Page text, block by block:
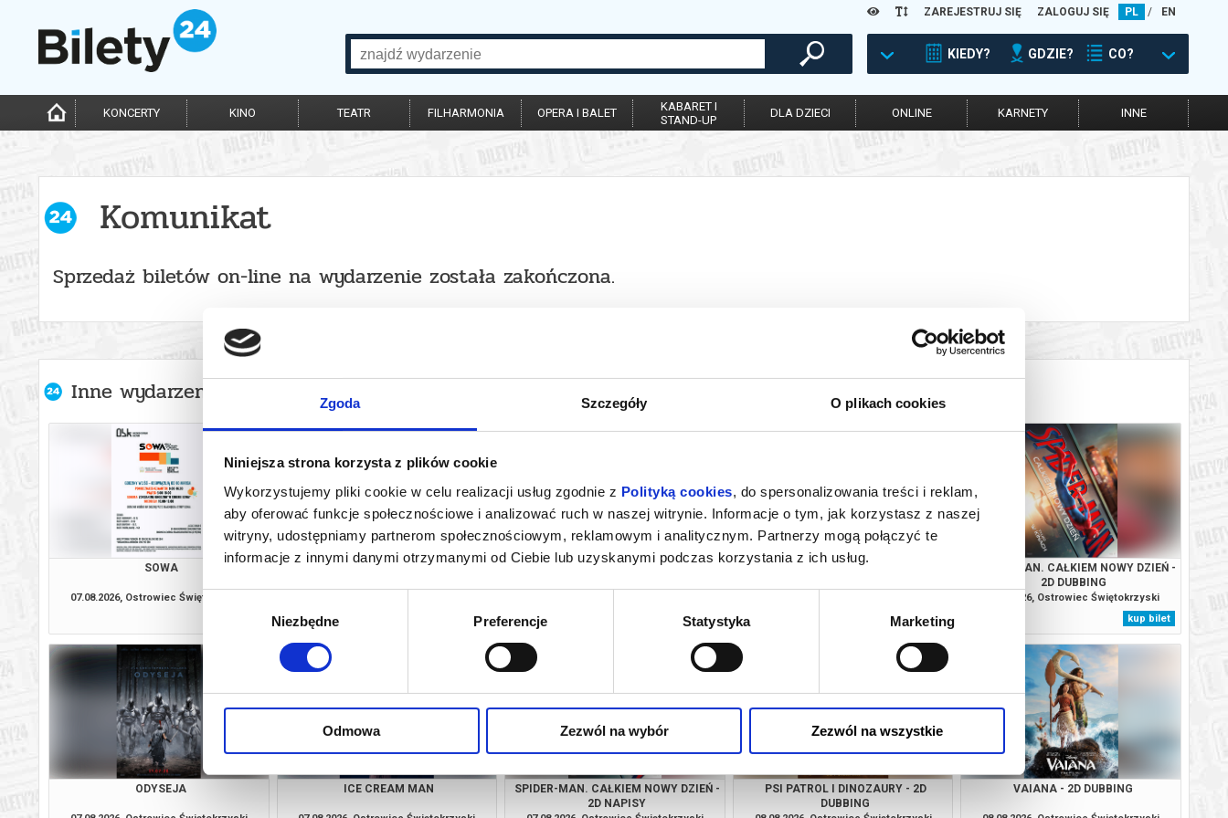
Zgoda Szczegóły O plikach cookies
Niniejsza strona korzysta z plików cookie
Wykorzystujemy pliki cookie w celu realizacji usług zgodnie z Polityką cookies, do spersonalizowania treści i reklam,
aby oferować funkcje społecznościowe i analizować ruch w naszej witrynie. Informacje o tym, jak korzystasz z naszej
witryny, udostępniamy partnerom społecznościowym, reklamowym i analitycznym. Partnerzy mogą połączyć te
informacje z innymi danymi otrzymanymi od Ciebie lub uzyskanymi podczas korzystania z ich usług.
Wybór
Niezbędne Preferencje Statystyka Marketing
Odmowa Zezwól na wybór Zezwól na wszystkie
ZAREJESTRUJ SIĘ ZALOGUJ SIĘ PL / EN
KIEDY? GDZIE? CO?
KONCERTY KINO TEATR FILHARMONIA OPERA I BALET
KABARET I
STAND-UP
DLA DZIECI ONLINE KARNETY INNE
Komunikat
Sprzedaż biletów on-line na wydarzenie została zakończona.
Inne wydarzenia organizatora
SOWA
07.08.2026, Ostrowiec Świętokrzyski
PSI PATROL I DINOZAURY - 2D
kup bilet
VAIANA - 2D DUBBING
kup bilet
CENTRUM TRADYCJI HUTNICTWA
kup bilet
SPIDER-MAN. CAŁKIEM NOWY DZIEŃ -
2D DUBBING
07.08.2026, Ostrowiec Świętokrzyski
kup bilet
ODYSEJA ICE CREAM MAN
SPIDER-MAN. CAŁKIEM NOWY DZIEŃ -
2D NAPISY
PSI PATROL I DINOZAURY - 2D
DUBBING
VAIANA - 2D DUBBING